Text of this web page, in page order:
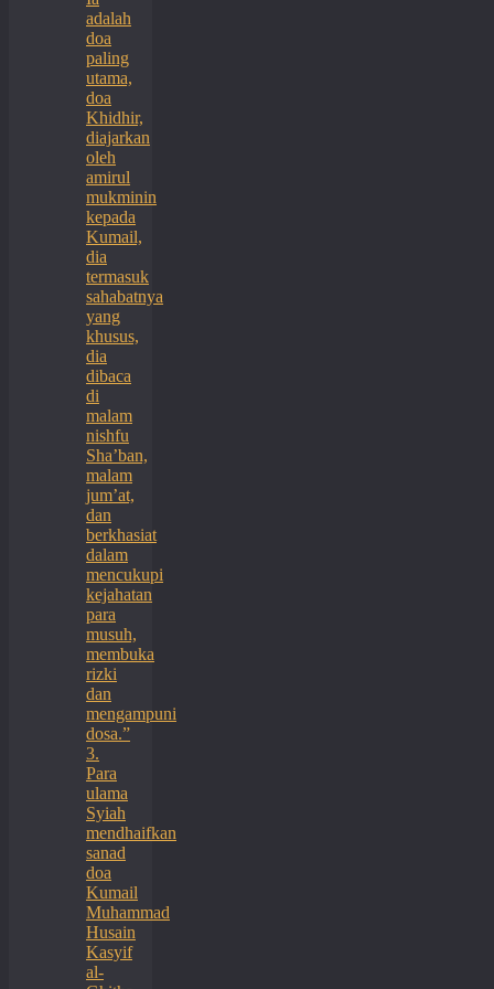
adalah
doa
paling
utama,
doa
Khidhir,
diajarkan
oleh
amirul
mukminin
kepada
Kumail,
dia
termasuk
sahabatnya
yang
khusus,
dia
dibaca
di
malam
nishfu
Sha’ban,
malam
jum’at,
dan
berkhasiat
dalam
mencukupi
kejahatan
para
musuh,
membuka
rizki
dan
mengampuni
dosa.”
3.
Para
ulama
Syiah
mendhaifkan
sanad
doa
Kumail
Muhammad
Husain
Kasyif
al-